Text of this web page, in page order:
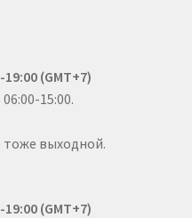
(GMT+7)
15:00.
тоже выходной.
(GMT+7)